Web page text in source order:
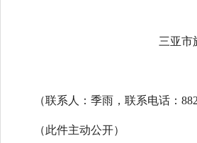
三亚市
（联系人：季雨，联系电话：
（此件主动公开）